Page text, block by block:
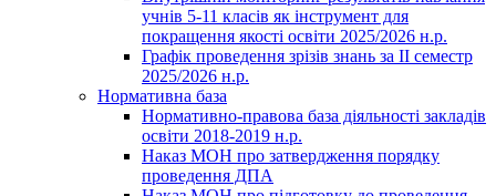
учнів 5-11 класів як інструмент для
покращення якості освіти 2025/2026 н.р.
Графік проведення зрізів знань за ІІ семестр
2025/2026 н.р.
Нормативна база
Нормативно-правова база діяльності закладів
освіти 2018-2019 н.р.
Наказ МОН про затвердження порядку
проведення ДПА